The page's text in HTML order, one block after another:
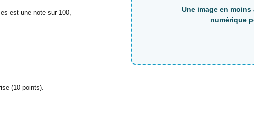
est une note sur 100,
(10 points).